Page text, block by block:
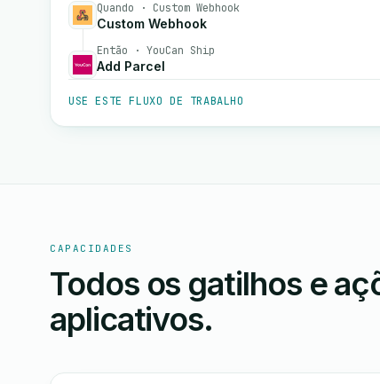
Quando · Custom Webhook
Custom Webhook
Então · YouCan Ship
Add Parcel
USE ESTE FLUXO DE TRABALHO
CAPACIDADES
Todos os gatilhos e
aplicativos.